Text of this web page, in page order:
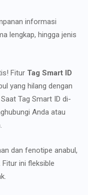
informasi
lengkap, hingga jenis
Fitur Tag Smart ID
yang hilang dengan
Tag Smart ID di-
Anda atau
dan fenotipe anabul,
ini fleksible